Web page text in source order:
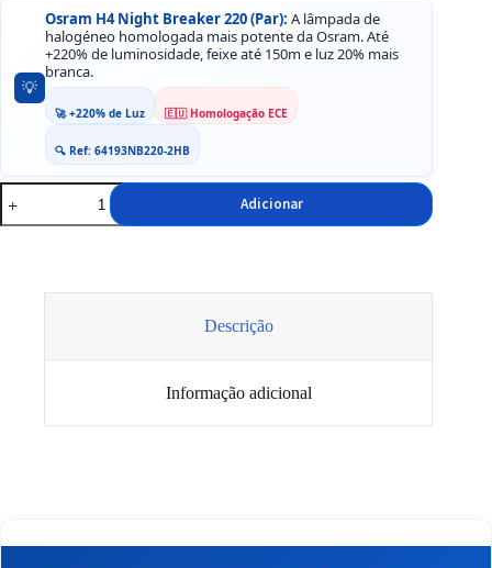
💡
Osram H4 Night Breaker 220 (Par): A lâmpada de
halogéneo homologada mais potente da Osram. Até
+220% de luminosidade, feixe até 150m e luz 20% mais
branca.
🚀 +220% de Luz 🇪🇺 Homologação ECE
🔍 Ref: 64193NB220-2HB
Quantidade
de
Lâmpadas
Adicionar
Descrição
Informação adicional